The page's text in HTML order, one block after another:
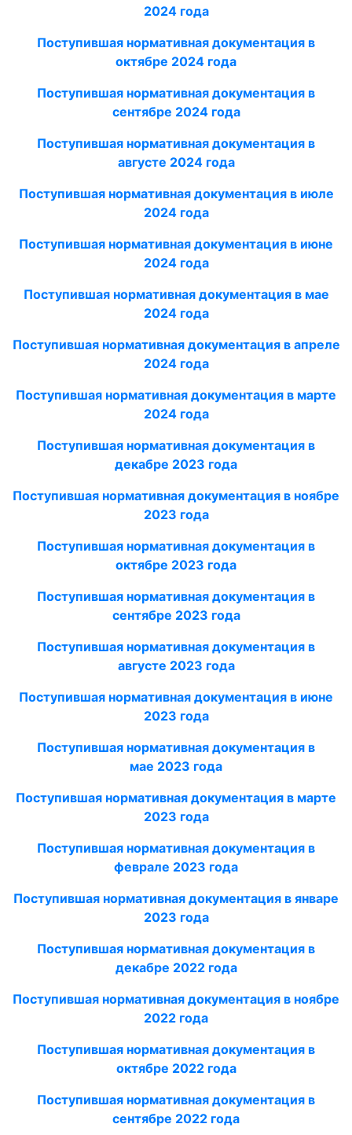
2024 года
Поступившая нормативная документация в
октябре 2024 года
Поступившая нормативная документация в
сентябре 2024 года
Поступившая нормативная документация в
августе 2024 года
Поступившая нормативная документация в июле
2024 года
Поступившая нормативная документация в июне
2024 года
Поступившая нормативная документация в мае
2024 года
Поступившая нормативная документация в апреле
2024 года
Поступившая нормативная документация в марте
2024 года
Поступившая нормативная документация в
декабре 2023 года
Поступившая нормативная документация в ноябре
2023 года
Поступившая нормативная документация в
октябре 2023 года
Поступившая нормативная документация в
сентябре 2023 года
Поступившая нормативная документация в
августе 2023 года
Поступившая нормативная документация в июне
2023 года
Поступившая нормативная документация в
мае 2023 года
Поступившая нормативная документация в марте
2023 года
Поступившая нормативная документация в
феврале 2023 года
Поступившая нормативная документация в январе
2023 года
Поступившая нормативная документация в
декабре 2022 года
Поступившая нормативная документация в ноябре
2022 года
Поступившая нормативная документация в
октябре 2022 года
Поступившая нормативная документация в
сентябре 2022 года